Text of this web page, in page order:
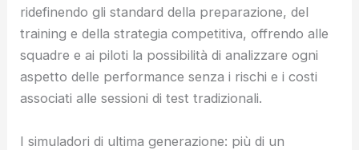
ridefinendo gli standard della preparazione, del
training e della strategia competitiva, offrendo alle
squadre e ai piloti la possibilità di analizzare ogni
aspetto delle performance senza i rischi e i costi
associati alle sessioni di test tradizionali.
I simuladori di ultima generazione: più di un